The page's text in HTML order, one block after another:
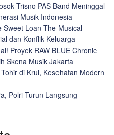
Trisno PAS Band Meninggal
Musik Indonesia
Loan The Musical
dan Konflik Keluarga
Proyek RAW BLUE Chronic
Skena Musik Jakarta
di Krui, Kesehatan Modern
Polri Turun Langsung